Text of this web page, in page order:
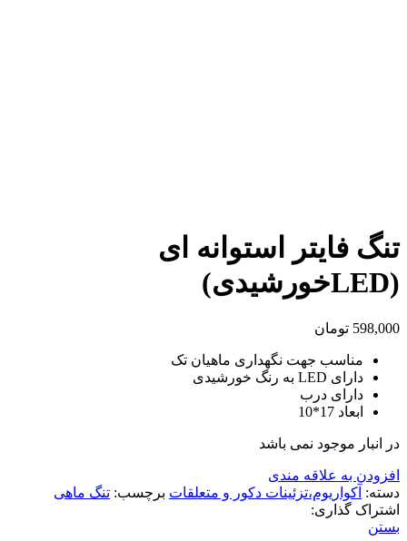
تنگ فایتر استوانه ای
(LEDخورشیدی)
598,000 تومان
مناسب جهت نگهداری ماهیان تک
دارای LED به رنگ خورشیدی
دارای درب
ابعاد 17*10
در انبار موجود نمی باشد
افزودن به علاقه مندی
دسته: آکواریوم،تزئینات دکور و متعلقات برچسب: تنگ ماهی
اشتراک گذاری:
بستن